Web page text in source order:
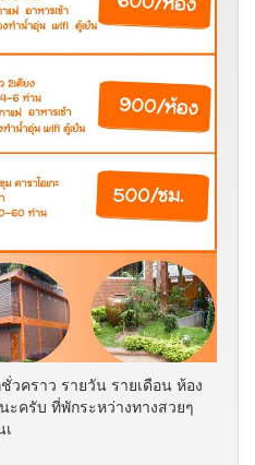
วคราว รายวัน รายเดือน ห้อง
ครับ ที่พักระหว่างทางสวยๆ